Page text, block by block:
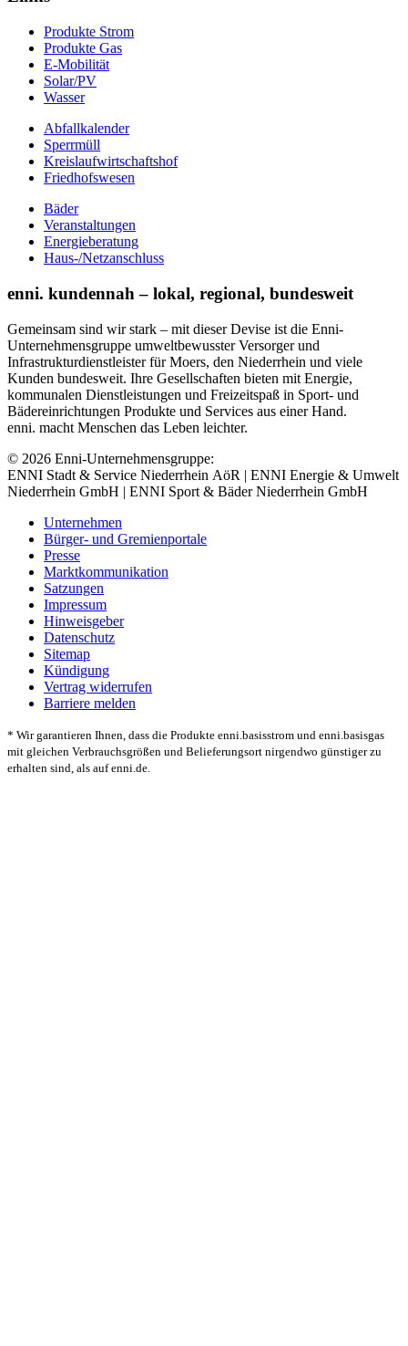
Produkte Strom
Produkte Gas
E-Mobilität
Solar/PV
Wasser
Abfallkalender
Sperrmüll
Kreislaufwirtschaftshof
Friedhofswesen
Bäder
Veranstaltungen
Energieberatung
Haus-/Netzanschluss
enni. kundennah – lokal, regional, bundesweit
Gemeinsam sind wir stark – mit dieser Devise ist die Enni-
Unternehmensgruppe umweltbewusster Versorger und
Infrastrukturdienstleister für Moers, den Niederrhein und viele
Kunden bundesweit. Ihre Gesellschaften bieten mit Energie,
kommunalen Dienstleistungen und Freizeitspaß in Sport- und
Bädereinrichtungen Produkte und Services aus einer Hand.
enni. macht Menschen das Leben leichter.
© 2026 Enni-Unternehmensgruppe:
ENNI Stadt & Service Niederrhein AöR | ENNI Energie & Umwelt
Niederrhein GmbH | ENNI Sport & Bäder Niederrhein GmbH
Unternehmen
Bürger- und Gremienportale
Presse
Marktkommunikation
Satzungen
Impressum
Hinweisgeber
Datenschutz
Sitemap
Kündigung
Vertrag widerrufen
Barriere melden
* Wir garantieren Ihnen, dass die Produkte enni.basisstrom und enni.basisgas
mit gleichen Verbrauchsgrößen und Belieferungsort nirgendwo günstiger zu
erhalten sind, als auf enni.de.